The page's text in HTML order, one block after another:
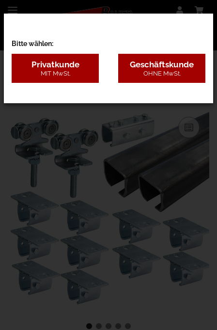
13HBB - 180kg VZ
Bitte wählen:
Privatkunde
MIT MwSt.
Geschäftskunde
OHNE MwSt.